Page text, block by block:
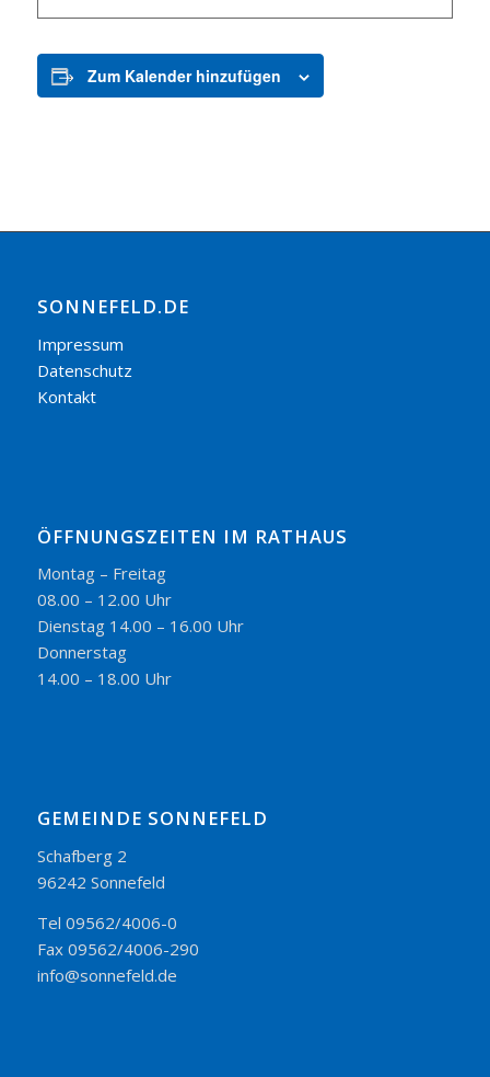
Zum Kalender hinzufügen
SONNEFELD.DE
Impressum
Datenschutz
Kontakt
ÖFFNUNGSZEITEN IM RATHAUS
Montag – Freitag
08.00 – 12.00 Uhr
Dienstag 14.00 – 16.00 Uhr
Donnerstag
14.00 – 18.00 Uhr
GEMEINDE SONNEFELD
Schafberg 2
96242 Sonnefeld
Tel 09562/4006-0
Fax 09562/4006-290
info@sonnefeld.de